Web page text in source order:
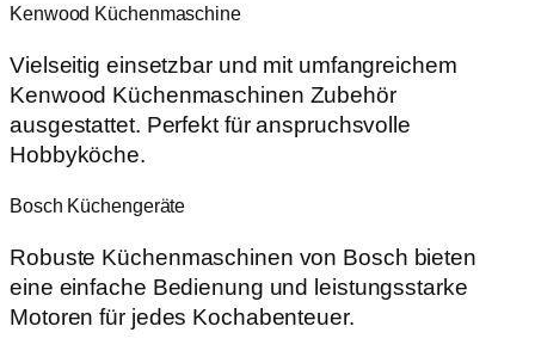
Kenwood Küchenmaschine
Vielseitig einsetzbar und mit umfangreichem
Kenwood Küchenmaschinen Zubehör
ausgestattet. Perfekt für anspruchsvolle
Hobbyköche.
Bosch Küchengeräte
Robuste Küchenmaschinen von Bosch bieten
eine einfache Bedienung und leistungsstarke
Motoren für jedes Kochabenteuer.